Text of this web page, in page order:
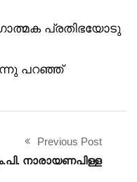
പ്രതിഭയോടു
പറഞ്ഞ്
Previous Post
നാരായണപിള്ള